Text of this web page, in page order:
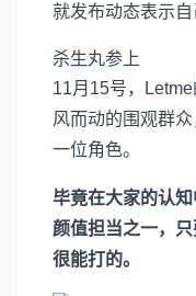
就发布动态表示自
杀生丸参上
11月15号，
风而动的围观群
一位角色。
毕竟在大家的认
颜值担当之一，
很能打的。